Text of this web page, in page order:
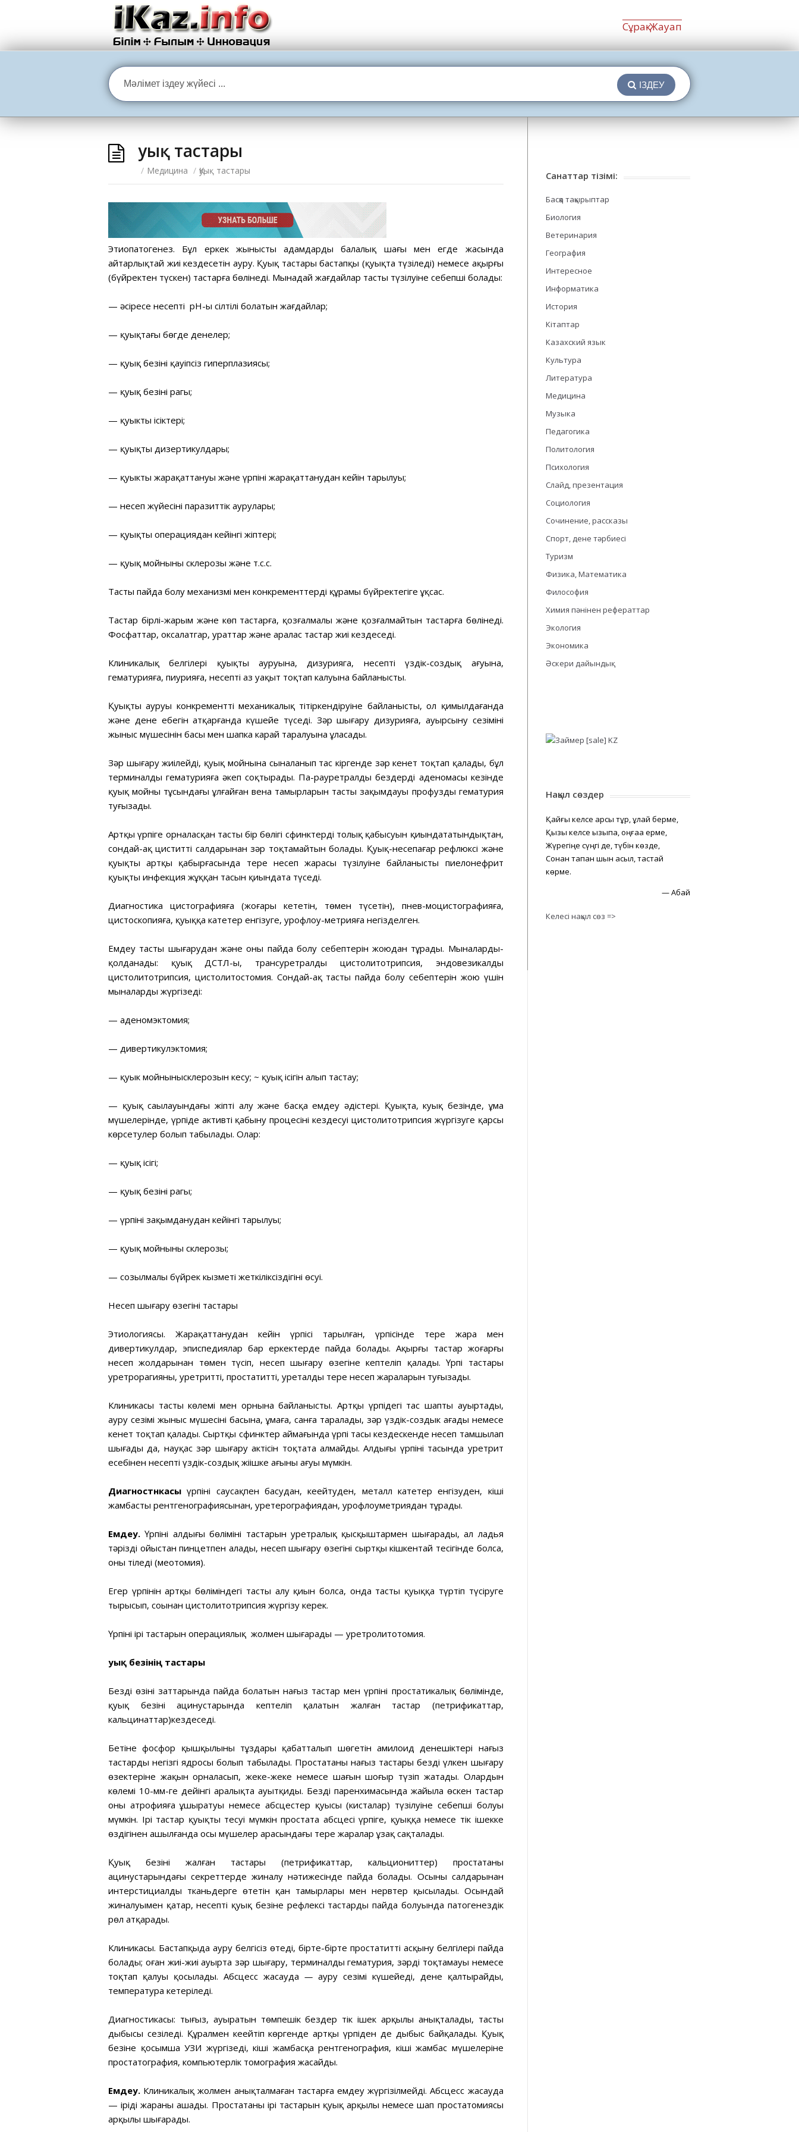
Сұрақ-Жауап
ІЗДЕУ
Қуық тастары
/ Медицина / Қуық тастары
Этиопатогенез. Бұл еркек жынысты адамдардың балалық шағы мен егде жасында
айтарлықтай жиі кездесетін ауру. Қуық тастары бастапқы (қуықта түзіледі) немесе ақырғы
(бүйректен түскен) тастарға бөлінеді. Мынадай жағдайлар тастың түзілуіне себепші болады:
— әсіресе несептің рН-ы сілтілі болатын жағдайлар;
— қуықтағы бөгде денелер;
— қуық безінің қауіпсіз гиперплазиясы;
— қуық безінің рагы;
— қуыктың ісіктері;
— қуықтың дизертикулдары;
— қуыктың жарақаттануы және үрпінің жарақаттанудан кейін тарылуы;
— несеп жүйесінің паразиттік аурулары;
— қуықтың операциядан кейінгі жіптері;
— қуық мойнының склерозы және т.с.с.
Тастың пайда болу механизмі мен конкременттердің құрамы бүйректегіге ұқсас.
Тастар бірлі-жарым және көп тастарға, қозғалмалы және қозғалмайтын тастарға бөлінеді.
Фосфаттар, оксалатгар, ураттар және аралас тастар жиі кездеседі.
Клиникалық белгілері қуықтың ауруына, дизурияга, несептің үздік-создық ағуына,
гематурияға, пиурияға, несептің аз уақыт тоқтап калуына байланысты.
Қуықтың ауруы конкременттің механикалық тітіркендіруіне байла­нысты, ол қимылдағанда
және дене еңбегін атқарғанда күшейе түседі. Зәр шығару дизурияға, ауырсыну сезімінің
жыныс мүшесінін басы мен шапка карай таралуына ұласады.
Зәр шығару жиілейді, қуық мойнына сыналанып тас кіргенде зәр кенет тоқтап қалады, бұл
терминалды гематурияға әкеп соқтырады. Па-рауретралды бездердің аденомасы кезінде
қуық мойны тұсындағы ұлғайған вена тамырларын тастың зақымдауы профузды гематурия
туғызады.
Артқы үрпіге орналасқан тастың бір бөлігі сфинктердің толық қабысуын қиындататындықтан,
сондай-ақ циститтің салдарынан зәр тоқтамайтын болады. Қуық-несепағар рефлюксі және
қуықтың артқы қабырғасында терең несеп жарасы түзілуіне байланысты пиелонефрит
қуықтың инфекция жұққан тасын қиындата түседі.
Диагностика цистографияға (жоғары кететін, төмен түсетін), пнев-моцистографияға,
цистоскопияға, қуыққа катетер енгізуге, урофлоу-метрияға негізделген.
Емдеу тасты шығарудан және оның пайда болу себептерін жоюдан тұрады. Мыналарды-
қолданады: қуық ДСТЛ-ы, трансуретралды цистолитотрипсия, эндовезикалды
цистолитотрипсия, цистолитостомия. Сондай-ақ тастың пайда болу себептерін жою үшін
мыналарды жүргізеді:
— аденомэктомия;
— дивертикулэктомия;
— қуык мойныныңсклерозын кесу; ~ қуық ісігін алып тастау;
— қуық саңылауындағы жіпті алу және басқа емдеу әдістері. Қуықта, куық безінде, ұма
мүшелерінде, үрпіде активті қабыну процесінің кездесуі цистолитотрипсия жүргізуге қарсы
көрсетулер болып табылады. Олар:
— қуық ісігі;
— қуық безінің рагы;
— үрпінің зақымданудан кейінгі тарылуы;
— қуық мойнының склерозы;
— созылмалы бүйрек кызметі жеткіліксіздігінің өсуі.
Несеп шығару өзегінің тастары
Этиологиясы. Жарақаттанудан кейін үрпісі тарылған, үрпісінде те­рең жара мен
дивертикулдар, эписпедиялар бар еркектерде пайда болады. Ақырғы тастар жоғарғы
несеп жолдарынан төмен түсіп, несеп шығару өзегіне кептеліп қалады. Үрпі тастары
уретрорагияны, уретритті, простатитті, уреталды терең несеп жараларын туғызады.
Клиникасы тастың көлемі мен орнына байланысты. Артқы үрпідегі тас шапты ауыртады,
ауру сезімі жыныс мүшесінің басына, ұмаға, санға таралады, зәр үздік-создык ағады немесе
кенет тоқтап қалады. Сыртқы сфинктер аймағында үрпі тасы кездескенде несеп тамшылап
шығады да, науқас зәр шығару актісін тоқтата алмайды. Алдыңғы үрпінің тасында уретрит
есебінен несептің үздік-создық жіңішке ағыны ағуы мүмкін.
Диагностнкасы үрпіні саусақпен басудан, кеңейтуден, металл кате­тер енгізуден, кіші
жамбастың рентгенографиясынан, уретерографиядан, урофлоуметриядан тұрады.
Емдеу. Үрпінің алдыңғы бөлімінің тастарын уретралық қысқыштармен шығарады, ал ладья
тәрізді ойыстан пинцетпен алады, несеп шығару өзегінің сыртқы кішкентай тесігінде болса,
оны тіледі (меотомия).
Егер үрпінін артқы бөліміндегі тасты алу қиын болса, онда тасты қуыққа түртіп түсіруге
тырысып, соңынан цистолитотрипсия жүргізу керек.
Үрпінің ірі тастарын операциялық жолмен шығарады — уретролитотомия.
Қуық безінің тастары
Бездің өзінің заттарында пайда болатын нағыз тастар мен үрпінің простатикалық бөлімінде,
қуық безінің ацинустарында кептеліп қалатын жалған тастар (петрификаттар,
кальцинаттар)кездеседі.
Бетіне фосфор қышқылының тұздары қабатталып шөгетін амилоид денешіктері нағыз
тастардың негізгі ядросы болып табылады. Простатаның нағыз тастары бездің үлкен шығару
өзектеріне жақын орналасып, жеке-жеке немесе шағын шоғыр түзіп жатады. Олардын
көлемі 10-мм-ге дейінгі аралықта ауытқиды. Бездің паренхимасында жайыла өскен тастар
оны атрофияға ұшыратуы немесе абсцестер қуысы (кисталар) түзілуіне себепші болуы
мүмкін. Ірі тастар қуықты тесуі мүмкін простата абсцесі үрпіге, қуыққа немесе тік ішекке
өздігінен ашылғанда осы мүшелер арасындағы терең жаралар ұзақ сақталады.
Қуық безінің жалған тастары (петрификаттар, кальциониттер) простатаның
ацинустарындағы секреттерде жиналу нәтижесінде пайда болады. Осының салдарынан
интерстициалды тканьдерге өтетін қан тамырлары мен нервтер қысылады. Осындай
жиналуымен қатар, несептің қуық безіне рефлексі тастардың пайда болуында патогенездік
рөл атқарады.
Клиникасы. Бастапқыда ауру белгісіз өтеді, бірте-бірте простатиттің асқыну белгілері пайда
болады; оған жиі-жиі ауырта зәр шығару, терминалды гематурия, зәрдің тоқтамауы немесе
тоқтап қалуы қосылады. Абсцесс жасауда —ауру сезімі күшейеді, дене қалтырайды,
температура кетеріледі.
Диагностикасы: тығыз, ауыратын төмпешік бездер тік ішек арқылы анықталады, тастың
дыбысы сезіледі. Құралмен кеңейтіп көргенде артқы үрпіден де дыбыс байқалады. Қуық
безіне қосымша УЗИ жүргізеді, кіші жамбасқа рентгенография, кіші жамбас мүшелеріне
простатография, компьютерлік томография жасайды.
Емдеу. Клиникалық жолмен анықталмаған тастарға емдеу жүргізілмейді. Абсцесс жасауда
— іріңді жараны ашады. Простатаның ірі тастарын қуық арқылы немесе шап простатомиясы
арқылы шығарады.
Санаттар тізімі:
Басқа тақырыптар
Биология
Ветеринария
География
Интересное
Информатика
История
Кітаптар
Казахский язык
Культура
Литература
Медицина
Музыка
Педагогика
Политология
Психология
Слайд, презентация
Социология
Сочинение, рассказы
Спорт, дене тәрбиесі
Туризм
Физика, Математика
Философия
Химия пәнінен рефераттар
Экология
Экономика
Әскери дайындық
Нақыл сөздер
Қайғы келсе қарсы тұр, құлай берме,
Қызық келсе қызықпа, оңғаққа ерме,
Жүрегіңе сүңгі де, түбін көзде,
Сонан тапқан шын асыл, тастай
көрме.
—Абай
Келесі нақыл сөз =>